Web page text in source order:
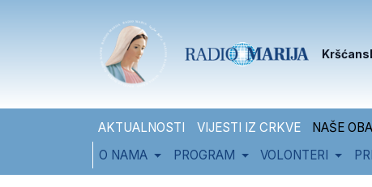
AKTUALNOSTI VIJESTI IZ CRKVE NAŠE
O NAMA
PROGRAM VOLONTERI